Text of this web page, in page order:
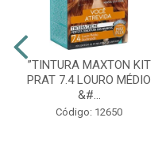
”TINTURA MAXTON KIT
PRAT 7.4 LOURO MÉDIO
&#...
Código: 12650